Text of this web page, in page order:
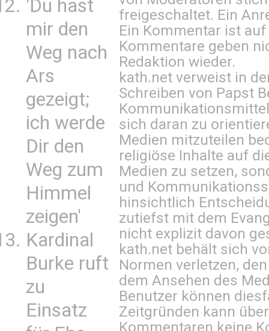
'Du hast
mir den
Weg nach
Ars
gezeigt;
ich werde
Dir den
Weg zum
Himmel
zeigen'
Kardinal
Burke ruft
zu
Einsatz
freigeschaltet. Ein
Ein Kommentar ist
Kommentare geben
Redaktion wieder.
kath.net verweist in
Schreiben von Papst
sich daran zu
Medien mitzuteilen
religiöse Inhalte auf
Medien zu setzen,
und
hinsichtlich
zutiefst mit dem
nicht explizit davon
kath.net behält sich
Normen verletzen,
dem Ansehen des
Benutzer können
Zeitgründen kann
Kommentaren keine